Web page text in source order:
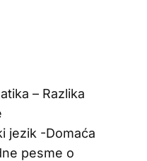
– Razlika
jezik -Domaća
pesme o